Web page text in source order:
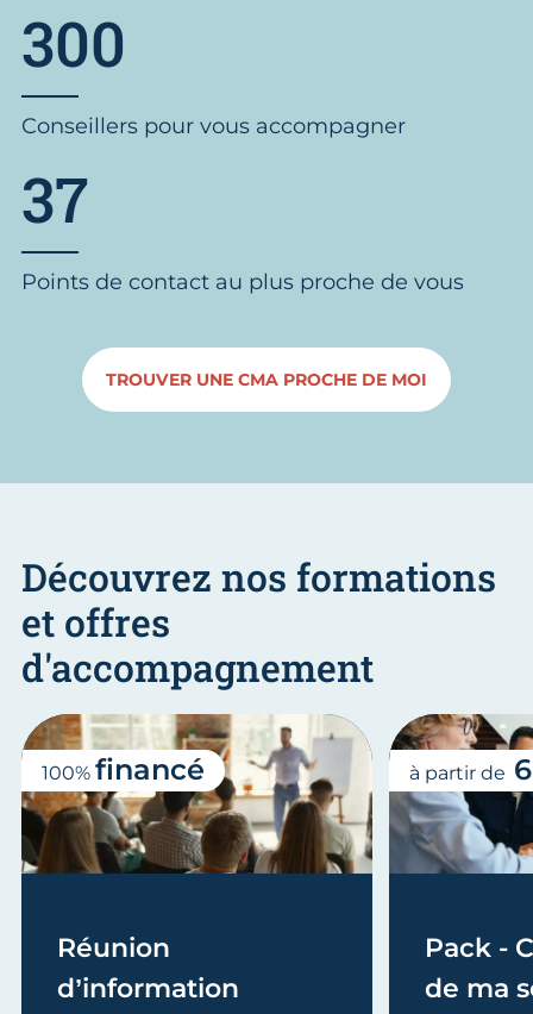
300
Conseillers pour vous accompagner
37
Points de contact au plus proche de vous
TROUVER UNE CMA PROCHE DE MOI
Découvrez nos formations
et offres
d'accompagnement
Réunion
d’information
100% financé
Pack -
de ma
à partir de